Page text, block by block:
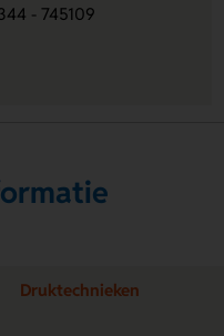
- 745109
Druktechnieken